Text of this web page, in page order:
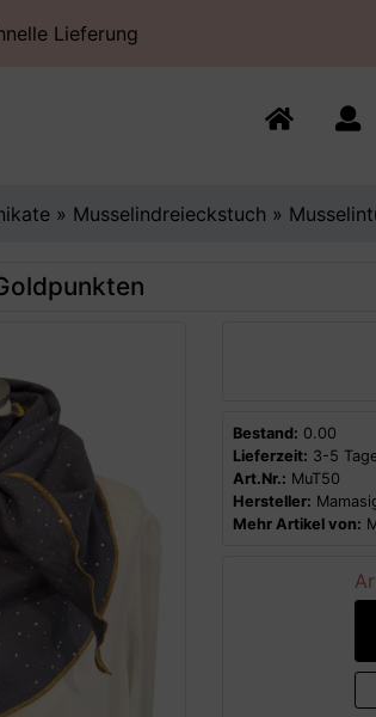
Lieferung
» Musselindreieckstuch »
Bestand: 0.00
Lieferzeit: 3-5
Art.Nr.: MuT50
Hersteller:
Mehr Artikel von: